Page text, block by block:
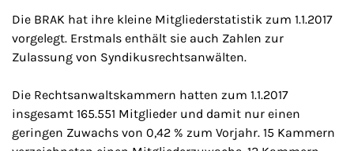
Die BRAK hat ihre kleine Mitgliederstatistik zum 1.1.2017
vorgelegt. Erstmals enthält sie auch Zahlen zur
Zulassung von Syndikusrechtsanwälten.
Die Rechtsanwaltskammern hatten zum 1.1.2017
insgesamt 165.551 Mitglieder und damit nur einen
geringen Zuwachs von 0,42 % zum Vorjahr. 15 Kammern